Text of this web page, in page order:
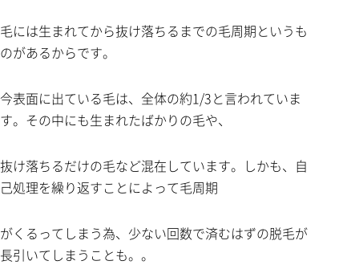
毛には生まれてから抜け落ちるまでの毛周期というも
のがあるからです。
今表面に出ている毛は、全体の約1/3と言われていま
す。その中にも生まれたばかりの毛や、
抜け落ちるだけの毛など混在しています。しかも、自
己処理を繰り返すことによって毛周期
がくるってしまう為、少ない回数で済むはずの脱毛が
長引いてしまうことも。。